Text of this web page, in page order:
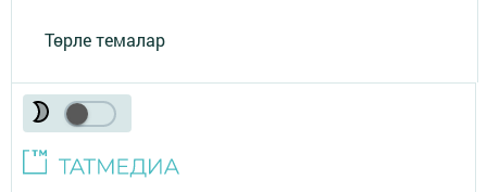
Төрле темалар